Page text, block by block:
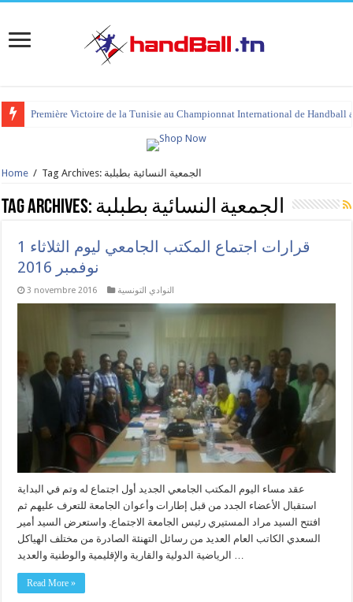
Première Victoire de la Tunisie au Championnat International de Handball
tournoi international Hammamet 2023 : programme et liste des joueurs
Home / Tag Archives: الجمعية النسائية بطبلبة
Tag Archives: الجمعية النسائية بطبلبة
قرارات اجتماع المكتب الجامعي ليوم الثلاثاء 1
نوفمبر 2016
3 novembre 2016 النوادي التونسية
عقد مساء اليوم المكتب الجامعي الجديد أول اجتماع له وتم في البداية
استقبال الأعضاء الجدد من قبل إطارات وأعوان الجامعة للتعرف عليهم ثم
افتتح السيد مراد المستيري رئيس الجامعة الاجتماع. واستعرض السيد أمير
السعدي الكاتب العام العديد من رسائل التهنئة الصادرة من مختلف الهياكل
Read More »